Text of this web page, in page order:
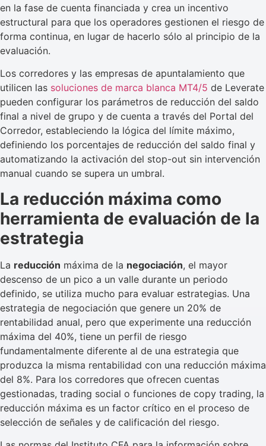
en la fase de cuenta financiada y crea un incentivo
estructural para que los operadores gestionen el riesgo de
forma continua, en lugar de hacerlo sólo al principio de la
evaluación.
Los corredores y las empresas de apuntalamiento que
utilicen las soluciones de marca blanca MT4/5 de Leverate
pueden configurar los parámetros de reducción del saldo
final a nivel de grupo y de cuenta a través del Portal del
Corredor, estableciendo la lógica del límite máximo,
definiendo los porcentajes de reducción del saldo final y
automatizando la activación del stop-out sin intervención
manual cuando se supera un umbral.
La reducción máxima como
herramienta de evaluación de la
estrategia
La reducción máxima de la negociación, el mayor
descenso de un pico a un valle durante un periodo
definido, se utiliza mucho para evaluar estrategias. Una
estrategia de negociación que genere un 20% de
rentabilidad anual, pero que experimente una reducción
máxima del 40%, tiene un perfil de riesgo
fundamentalmente diferente al de una estrategia que
produzca la misma rentabilidad con una reducción máxima
del 8%. Para los corredores que ofrecen cuentas
gestionadas, trading social o funciones de copy trading, la
reducción máxima es un factor crítico en el proceso de
selección de señales y de calificación del riesgo.